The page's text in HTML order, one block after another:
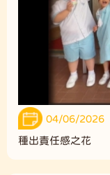
04/06/2026
種出責任感之花